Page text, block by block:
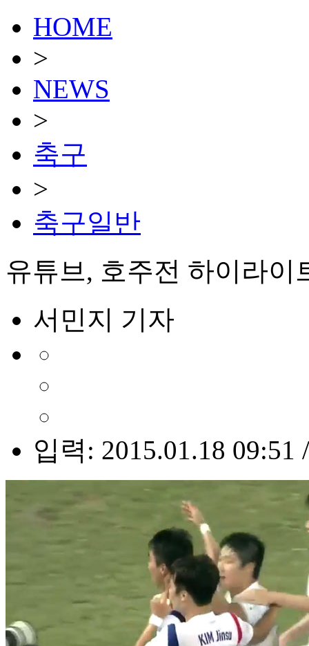
HOME
>
NEWS
>
축구
>
축구일반
유튜브, 호주전 하이라이
서민지 기자
입력: 2015.01.18 09:51